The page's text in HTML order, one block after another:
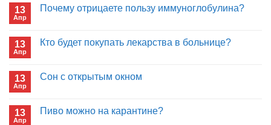
13
Апр
Почему отрицаете пользу иммуноглобулина?
записи
Почему
13
Апр
Кто будет покупать лекарства в больнице?
записи
Кто
в
13
Апр
Сон с открытым окном
записи
Сон
13
Апр
Пиво можно на карантине?